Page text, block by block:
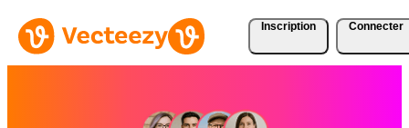
Inscription Connecter